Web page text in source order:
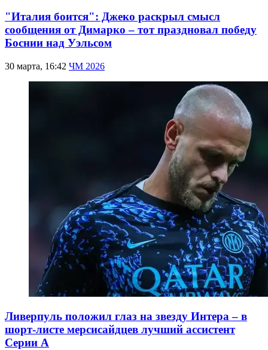
"Италия боится": Джеко раскрыл смысл
сообщения от Димарко – тот праздновал победу
Боснии над Уэльсом
30 марта, 16:42 ЧМ 2026
Ливерпуль положил глаз на звезду Интера – в
шорт-листе мерсисайдцев лучший ассистент
Серии А